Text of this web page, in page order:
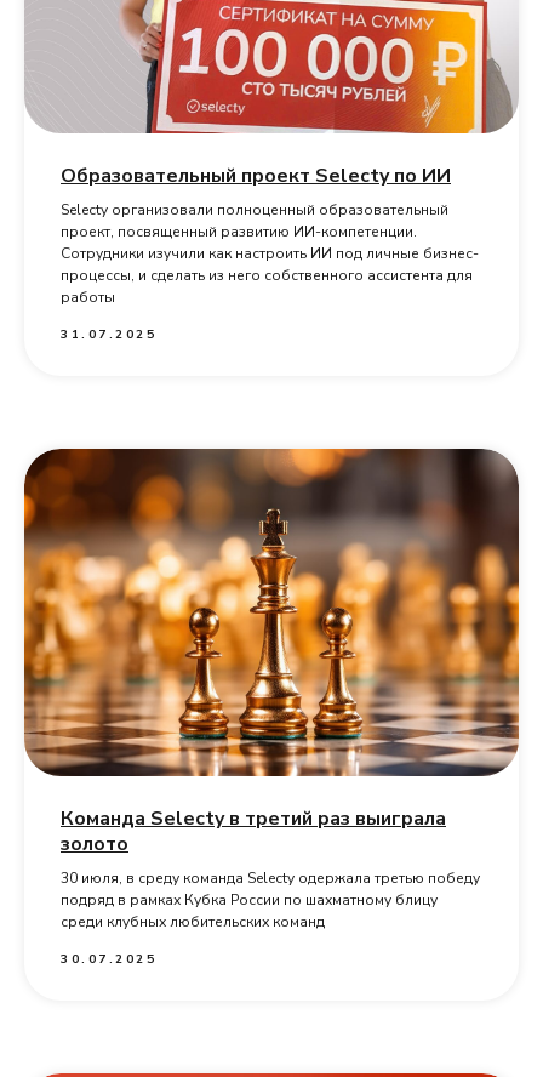
Образовательный проект Selecty по ИИ
Selecty организовали полноценный образовательный
проект, посвященный развитию ИИ-компетенции.
Сотрудники изучили как настроить ИИ под личные бизнес-
процессы, и сделать из него собственного ассистента для
работы
31.07.2025
Команда Selecty в третий раз выиграла
золото
30 июля, в среду команда Selecty одержала третью победу
подряд в рамках Кубка России по шахматному блицу
среди клубных любительских команд
30.07.2025